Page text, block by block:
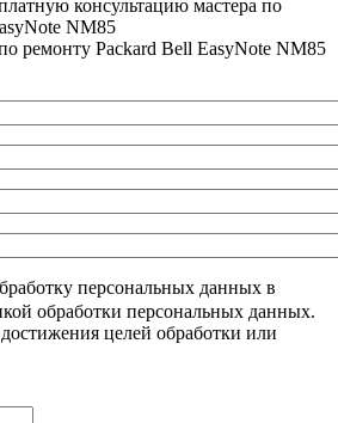
консультацию мастера по
NM85
ремонту Packard Bell EasyNote NM85
персональных данных в
обработки персональных данных.
достижения целей обработки или